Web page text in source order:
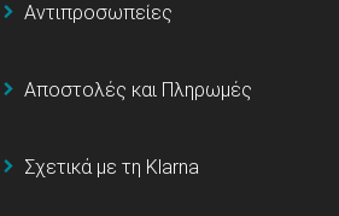
Αντιπροσωπείες
Αποστολές και Πληρωμές
Σχετικά με τη Klarna